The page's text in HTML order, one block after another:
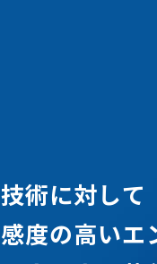
技術に対して
感度の高いエ